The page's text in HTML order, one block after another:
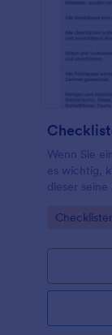
Wenn Sie
es wichtig,
dieser
damit Ihre
Go to